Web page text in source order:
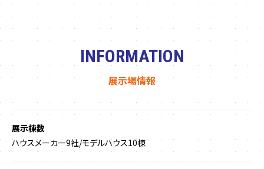
INFORMATION
展示場情報
展示棟数
ハウスメーカー9社/モデルハウス10棟